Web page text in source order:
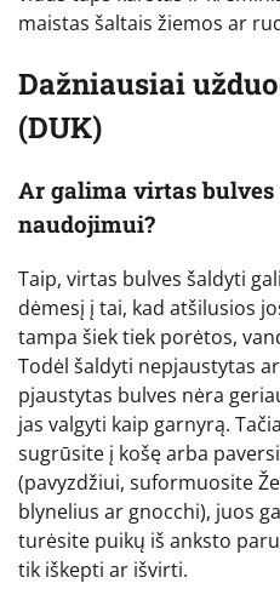
maistas šaltais žiemos ar
Dažniausiai
(DUK)
Ar galima virtas
naudojimui?
Taip, virtas bulves šaldyti
dėmesį į tai, kad atšilusios
tampa šiek tiek porėtos,
Todėl šaldyti nepjaustytas
pjaustytas bulves nėra
jas valgyti kaip garnyrą.
sugrūsite į košę arba
(pavyzdžiui, suformuosite
blynelius ar gnocchi), juos
turėsite puikų iš anksto
tik iškepti ar išvirti.